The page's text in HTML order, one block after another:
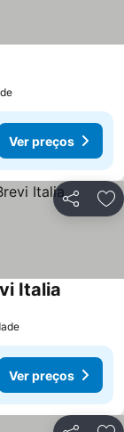
Ver preços
Partilhar
Italia
Ver preços